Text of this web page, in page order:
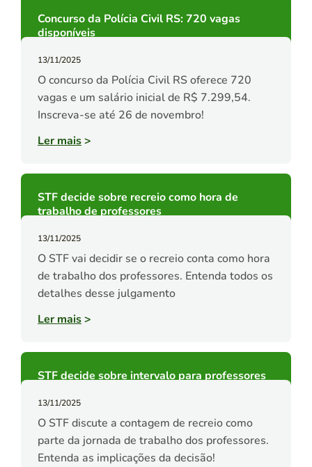
Concurso da Polícia Civil RS: 720 vagas
disponíveis
13/11/2025
O concurso da Polícia Civil RS oferece 720
vagas e um salário inicial de R$ 7.299,54.
Inscreva-se até 26 de novembro!
Ler mais>
STF decide sobre recreio como hora de
trabalho de professores
13/11/2025
O STF vai decidir se o recreio conta como hora
de trabalho dos professores. Entenda todos os
detalhes desse julgamento
Ler mais>
STF decide sobre intervalo para professores
13/11/2025
O STF discute a contagem de recreio como
parte da jornada de trabalho dos professores.
Entenda as implicações da decisão!